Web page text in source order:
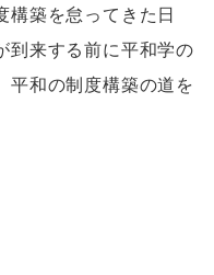
構築を怠ってきた日
到来する前に平和学の
平和の制度構築の道を